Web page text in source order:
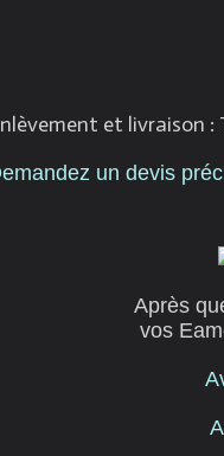
et livraison :
un devis
Après
vos